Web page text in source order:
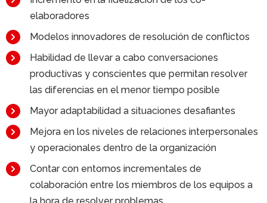
elaboradores
Modelos innovadores de resolución de conflictos
Habilidad de llevar a cabo conversaciones
productivas y conscientes que permitan resolver
las diferencias en el menor tiempo posible
Mayor adaptabilidad a situaciones desafiantes
Mejora en los niveles de relaciones interpersonales
y operacionales dentro de la organización
Contar con entornos incrementales de
colaboración entre los miembros de los equipos a